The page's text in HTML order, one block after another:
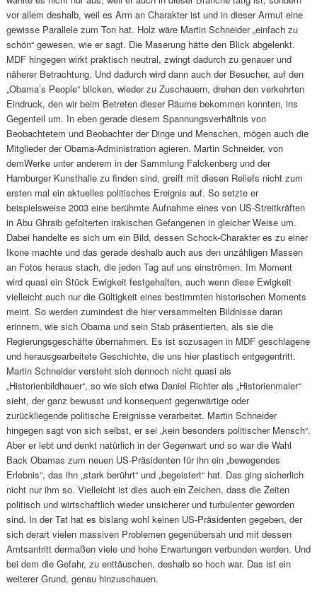
vor allem deshalb, weil es Arm an Charakter ist und in dieser Armut eine
gewisse Parallele zum Ton hat. Holz wäre Martin Schneider „einfach zu
schön“ gewesen, wie er sagt. Die Maserung hätte den Blick abgelenkt.
MDF hingegen wirkt praktisch neutral, zwingt dadurch zu genauer und
näherer Betrachtung. Und dadurch wird dann auch der Besucher, auf den
„Obama’s People“ blicken, wieder zu Zuschauern, drehen den verkehrten
Eindruck, den wir beim Betreten dieser Räume bekommen konnten, ins
Gegenteil um. In eben gerade diesem Spannungsverhältnis von
Beobachtetem und Beobachter der Dinge und Menschen, mögen auch die
Mitglieder der Obama-Administration agieren. Martin Schneider, von
demWerke unter anderem in der Sammlung Falckenberg und der
Hamburger Kunsthalle zu finden sind, greift mit diesen Reliefs nicht zum
ersten mal ein aktuelles politisches Ereignis auf. So setzte er
beispielsweise 2003 eine berühmte Aufnahme eines von US-Streitkräften
in Abu Ghraib gefolterten irakischen Gefangenen in gleicher Weise um.
Dabei handelte es sich um ein Bild, dessen Schock-Charakter es zu einer
Ikone machte und das gerade deshalb auch aus den unzähligen Massen
an Fotos heraus stach, die jeden Tag auf uns einströmen. Im Moment
wird quasi ein Stück Ewigkeit festgehalten, auch wenn diese Ewigkeit
vielleicht auch nur die Gültigkeit eines bestimmten historischen Moments
meint. So werden zumindest die hier versammelten Bildnisse daran
erinnern, wie sich Obama und sein Stab präsentierten, als sie die
Regierungsgeschäfte übernahmen. Es ist sozusagen in MDF geschlagene
und herausgearbeitete Geschichte, die uns hier plastisch entgegentritt.
Martin Schneider versteht sich dennoch nicht quasi als
„Historienbildhauer“, so wie sich etwa Daniel Richter als „Historienmaler“
sieht, der ganz bewusst und konsequent gegenwärtige oder
zurückliegende politische Ereignisse verarbeitet. Martin Schneider
hingegen sagt von sich selbst, er sei „kein besonders politischer Mensch“.
Aber er lebt und denkt natürlich in der Gegenwart und so war die Wahl
Back Obamas zum neuen US-Präsidenten für ihn ein „bewegendes
Erlebnis“, das ihn „stark berührt“ und „begeistert“ hat. Das ging sicherlich
nicht nur ihm so. Vielleicht ist dies auch ein Zeichen, dass die Zeiten
politisch und wirtschaftlich wieder unsicherer und turbulenter geworden
sind. In der Tat hat es bislang wohl keinen US-Präsidenten gegeben, der
sich derart vielen massiven Problemen gegenübersah und mit dessen
Amtsantritt dermaßen viele und hohe Erwartungen verbunden werden. Und
bei dem die Gefahr, zu enttäuschen, deshalb so hoch war. Das ist ein
weiterer Grund, genau hinzuschauen.